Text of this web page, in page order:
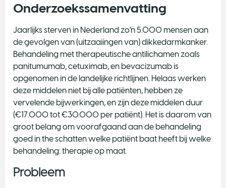
Onderzoekssamenvatting
Jaarlijks sterven in Nederland zo’n 5.000 mensen aan
de gevolgen van (uitzaaiingen van) dikkedarmkanker.
Behandeling met therapeutische antilichamen zoals
panitumumab, cetuximab, en bevacizumab is
opgenomen in de landelijke richtlijnen. Helaas werken
deze middelen niet bij alle patiënten, hebben ze
vervelende bijwerkingen, en zijn deze middelen duur
(€17.000 tot €30.000 per patiënt). Het is daarom van
groot belang om voorafgaand aan de behandeling
goed in the schatten welke patiënt baat heeft bij welke
behandeling: therapie op maat.
Probleem